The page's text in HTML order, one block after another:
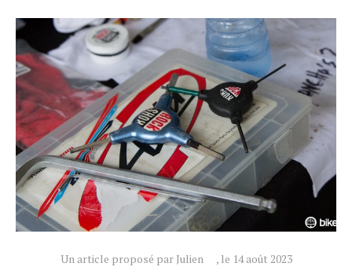
Un article proposé par Julien , le 14 août 2023